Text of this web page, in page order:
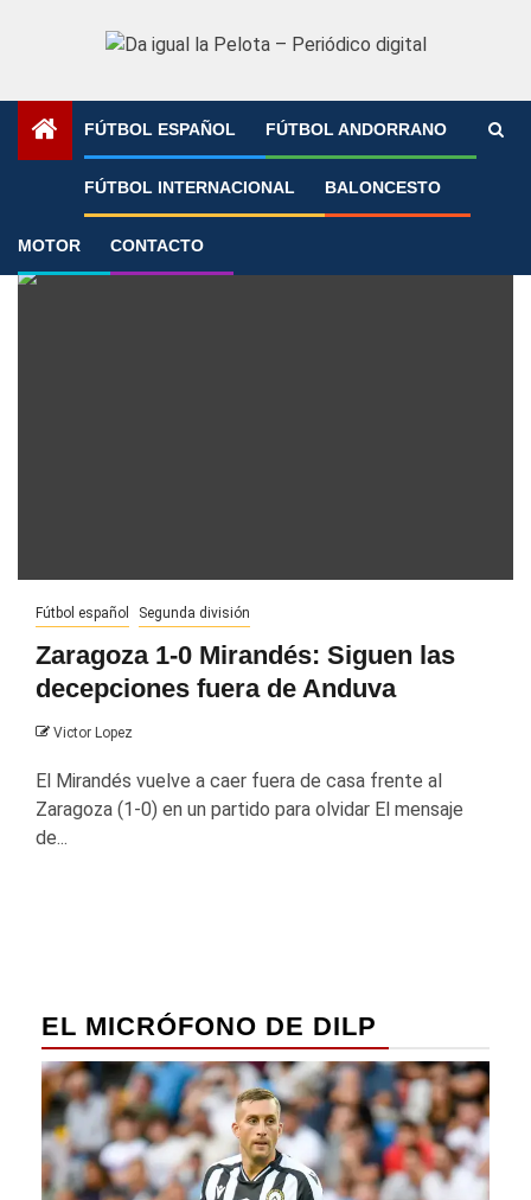
FÚTBOL ESPAÑOL FÚTBOL ANDORRANO
FÚTBOL INTERNACIONAL BALONCESTO
MOTOR CONTACTO
»
Anduva
Fútbol español Segunda división
Zaragoza 1-0 Mirandés: Siguen las
decepciones fuera de Anduva
Victor Lopez
El Mirandés vuelve a caer fuera de casa frente al
Zaragoza (1-0) en un partido para olvidar El mensaje
de...
EL MICRÓFONO DE DILP